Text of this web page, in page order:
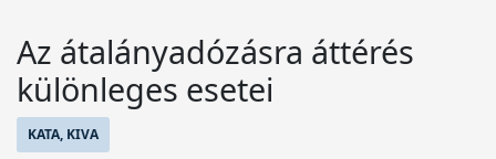
Az átalányadózásra áttérés
különleges esetei
KATA, KIVA